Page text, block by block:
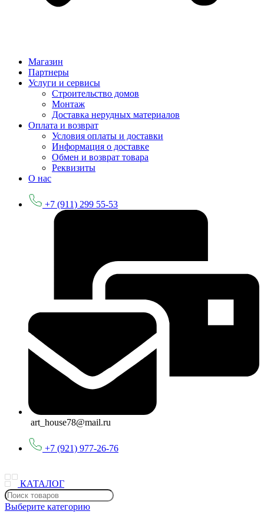
Магазин
Партнеры
Услуги и сервисы
Строительство домов
Монтаж
Доставка нерудных материалов
Оплата и возврат
Условия оплаты и доставки
Информация о доставке
Обмен и возврат товара
Реквизиты
О нас
+7 (911) 299 55-53
art_house78@mail.ru
+7 (921) 977-26-76
КАТАЛОГ
Выберите категорию